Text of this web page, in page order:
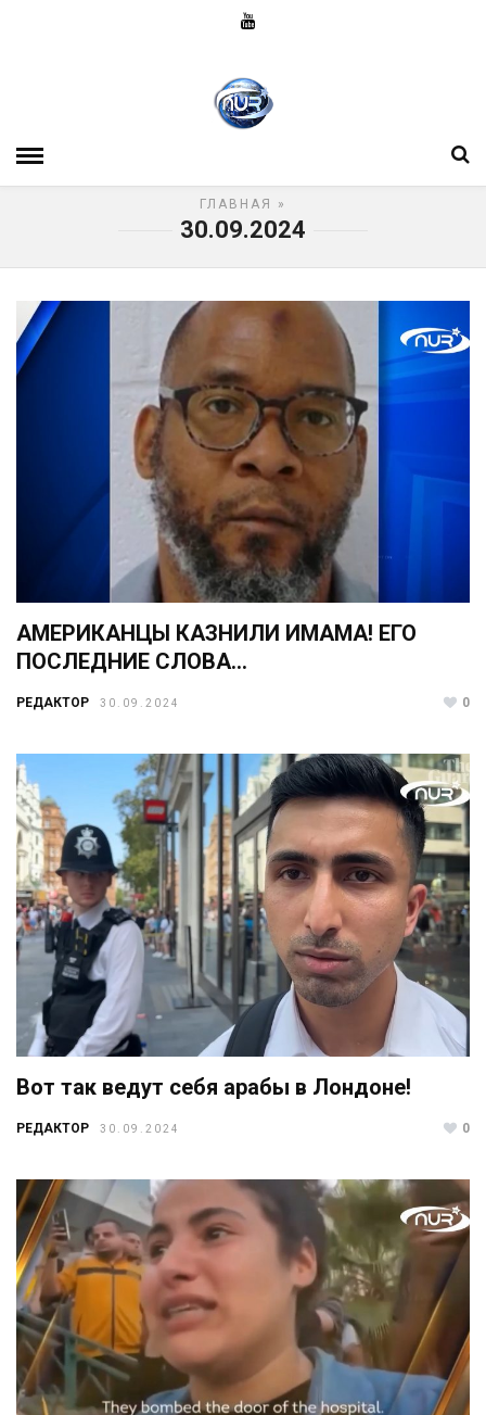
ГЛАВНАЯ »
30.09.2024
АМЕРИКАНЦЫ КАЗНИЛИ ИМАМА! ЕГО
ПОСЛЕДНИЕ СЛОВА…
РЕДАКТОР 30.09.2024 0
Вот так ведут себя арабы в Лондоне!
РЕДАКТОР 30.09.2024 0